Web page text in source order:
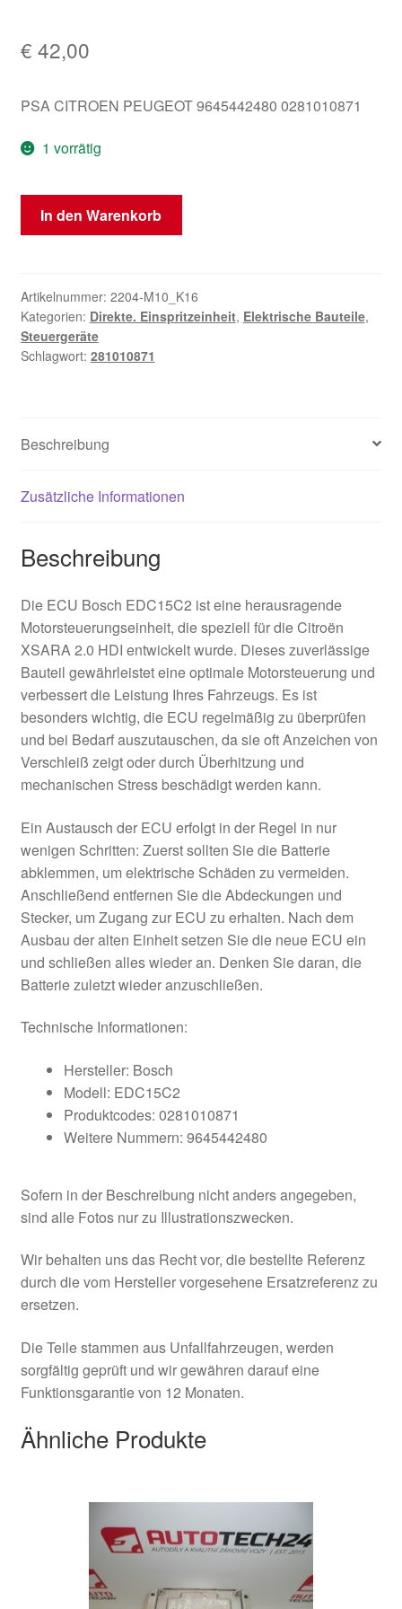
€ 42,00
PSA CITROEN PEUGEOT 9645442480 0281010871
1 vorrätig
ECU
Bosch
Peugeot
0281010871
Menge
In den Warenkorb
Artikelnummer: 2204-M10_K16
Kategorien: Direkte. Einspritzeinheit, Elektrische Bauteile,
Steuergeräte
Schlagwort: 281010871
Beschreibung
Zusätzliche Informationen
Beschreibung
Die ECU Bosch EDC15C2 ist eine herausragende
Motorsteuerungseinheit, die speziell für die Citroën
XSARA 2.0 HDI entwickelt wurde. Dieses zuverlässige
Bauteil gewährleistet eine optimale Motorsteuerung und
verbessert die Leistung Ihres Fahrzeugs. Es ist
besonders wichtig, die ECU regelmäßig zu überprüfen
und bei Bedarf auszutauschen, da sie oft Anzeichen von
Verschleiß zeigt oder durch Überhitzung und
mechanischen Stress beschädigt werden kann.
Ein Austausch der ECU erfolgt in der Regel in nur
wenigen Schritten: Zuerst sollten Sie die Batterie
abklemmen, um elektrische Schäden zu vermeiden.
Anschließend entfernen Sie die Abdeckungen und
Stecker, um Zugang zur ECU zu erhalten. Nach dem
Ausbau der alten Einheit setzen Sie die neue ECU ein
und schließen alles wieder an. Denken Sie daran, die
Batterie zuletzt wieder anzuschließen.
Technische Informationen:
Hersteller: Bosch
Modell: EDC15C2
Produktcodes: 0281010871
Weitere Nummern: 9645442480
Sofern in der Beschreibung nicht anders angegeben,
sind alle Fotos nur zu Illustrationszwecken.
Wir behalten uns das Recht vor, die bestellte Referenz
durch die vom Hersteller vorgesehene Ersatzreferenz zu
ersetzen.
Die Teile stammen aus Unfallfahrzeugen, werden
sorgfältig geprüft und wir gewähren darauf eine
Funktionsgarantie von 12 Monaten.
Ähnliche Produkte